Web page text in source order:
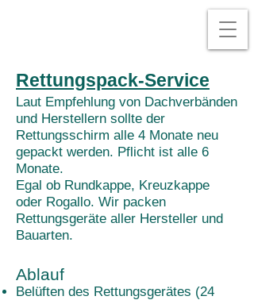
Rettungspack-Service
Laut Empfehlung von Dachverbänden
und Herstellern sollte der
Rettungsschirm alle 4 Monate neu
gepackt werden. Pflicht ist alle 6
Monate.
Egal ob Rundkappe, Kreuzkappe
oder Rogallo. Wir packen
Rettungsgeräte aller Hersteller und
Bauarten.
Ablauf
Belüften des Rettungsgerätes (24